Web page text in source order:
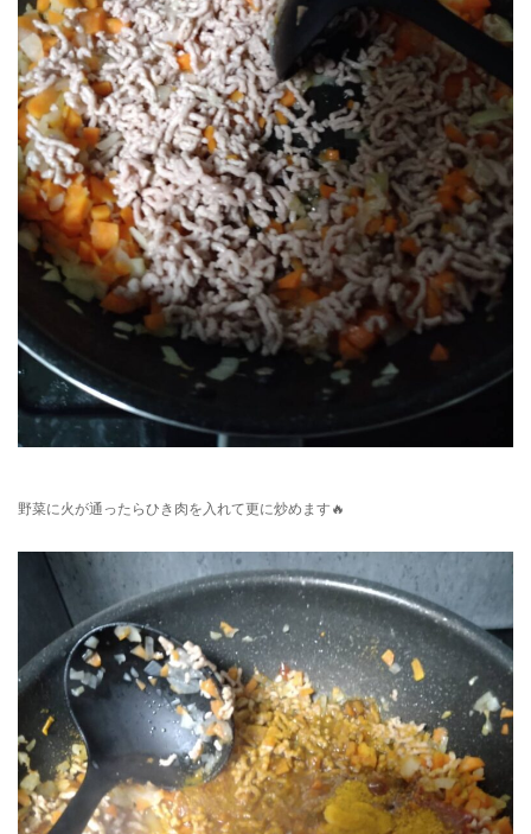
野菜に火が通ったらひき肉を入れて更に炒めます🔥